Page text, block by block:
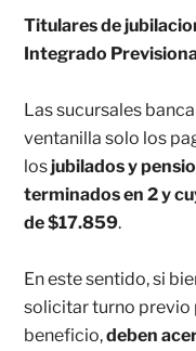
Titulares de
Integrado
Las sucursales
ventanilla solo los
losjubilados y
terminados en 2 y
de $17.859.
En este sentido, si
solicitar turno previo
beneficio,deben